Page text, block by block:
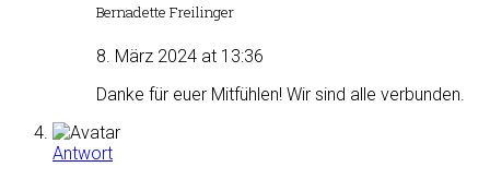
Bernadette Freilinger
8. März 2024 at 13:36
Danke für euer Mitfühlen! Wir sind alle verbunden.
Antwort